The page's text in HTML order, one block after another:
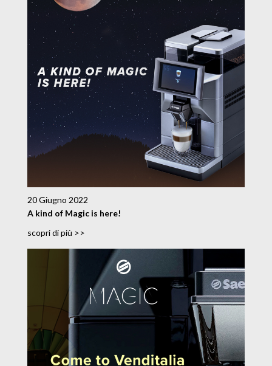
20 Giugno 2022
A kind of Magic is here!
scopri di più >>